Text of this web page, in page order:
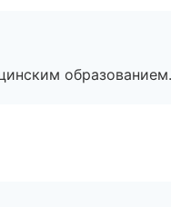
образованием.